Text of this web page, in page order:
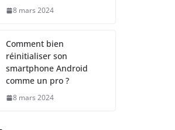
8 mars 2024
Comment bien
réinitialiser son
smartphone Android
comme un pro ?
8 mars 2024